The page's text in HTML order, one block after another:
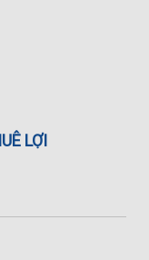
LỢI